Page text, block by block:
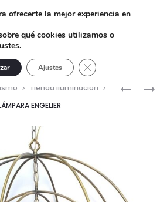
LÁMPARA
LÁMPARA
Tienda Iluminación
ENGELIER
ofrecerte la mejor experiencia en
qué cookies utilizamos o
.
Ajustes Cerrar el banner de